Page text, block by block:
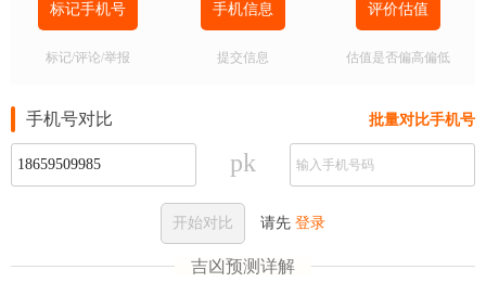
标记手机号
标记/评论/举报
手机信息
提交信息
评价估值
估值是否偏高偏低
手机号对比 批量对比手机号
pk
开始对比 请先 登录
吉凶预测详解